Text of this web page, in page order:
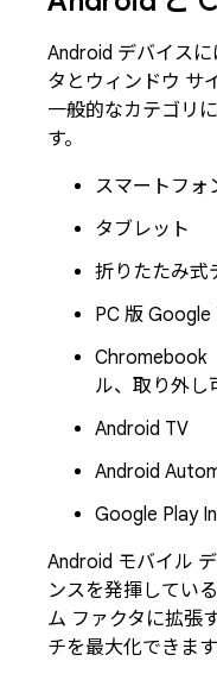
Android デバイス
タとウィンドウ サ
一般的なカテゴリ
す。
スマートフォ
タブレット
折りたたみ式
PC 版 Google
Chromebook
ル、取り外し
Android TV
Android
Google Play
Android モバイル
ンスを発揮してい
ム ファクタに拡張
チを最大化できます